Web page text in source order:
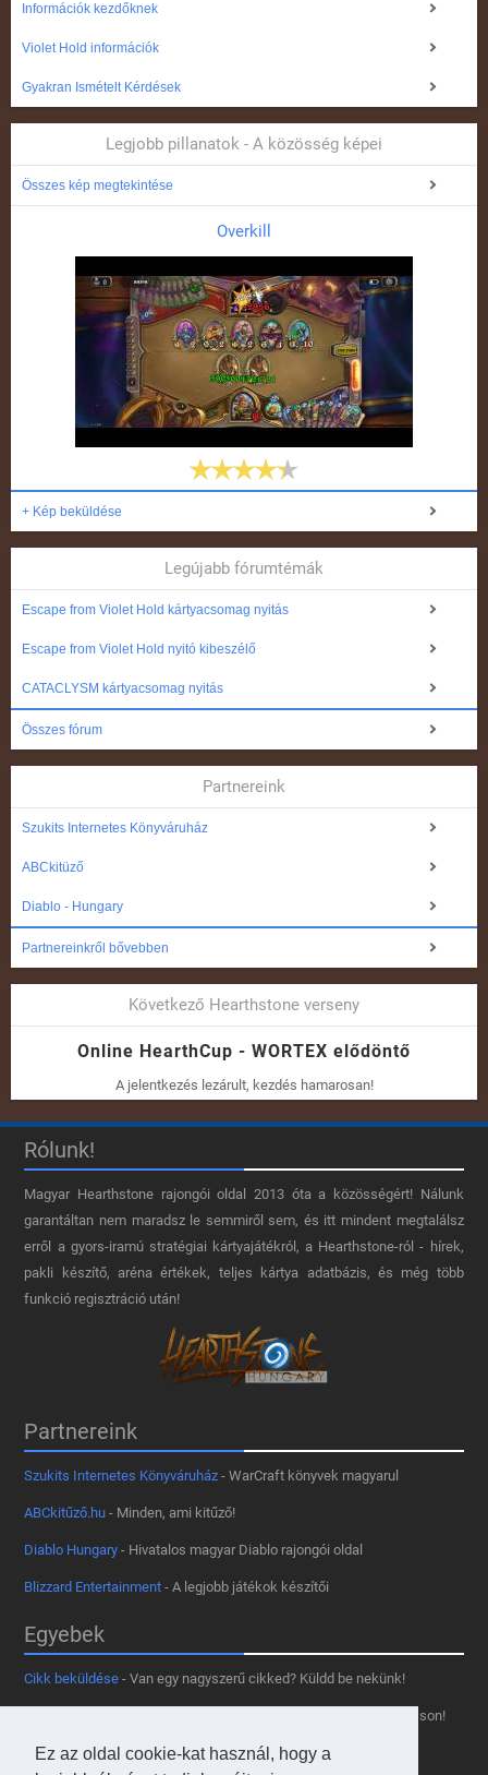
Ez az oldal cookie-kat használ, hogy a
Információk kezdőknek
Violet Hold információk
Gyakran Ismételt Kérdések
Legjobb pillanatok - A közösség képei
Összes kép megtekintése
Overkill
+ Kép beküldése
Legújabb fórumtémák
Escape from Violet Hold kártyacsomag nyitás
Escape from Violet Hold nyitó kibeszélő
CATACLYSM kártyacsomag nyitás
Összes fórum
Partnereink
Szukits Internetes Könyváruház
ABCkitüző
Diablo - Hungary
Partnereinkről bővebben
Következő Hearthstone verseny
Online HearthCup - WORTEX elődöntő
A jelentkezés lezárult, kezdés hamarosan!
Rólunk!
Magyar Hearthstone​ rajongói oldal 2013 óta a közösségért! Nálunk
garantáltan nem maradsz le semmiről sem, és itt mindent megtalálsz
erről a gyors-iramú stratégiai kártyajátékról, a Hearthstone-ról - hírek,
pakli készítő, aréna értékek, teljes kártya adatbázis, és még több
funkció regisztráció után!
Partnereink
Szukits Internetes Könyváruház - WarCraft könyvek magyarul
ABCkitűző.hu - Minden, ami kitűző!
Diablo Hungary - Hivatalos magyar Diablo rajongói oldal
Blizzard Entertainment - A legjobb játékok készítői
Egyebek
Cikk beküldése - Van egy nagyszerű cikked? Küldd be nekünk!
- Tetszik az oldal? Segíts, hogy fennmaradhasson!
Kapcsolat, médiaajánlat- Lépj velünk kapcsolatba!